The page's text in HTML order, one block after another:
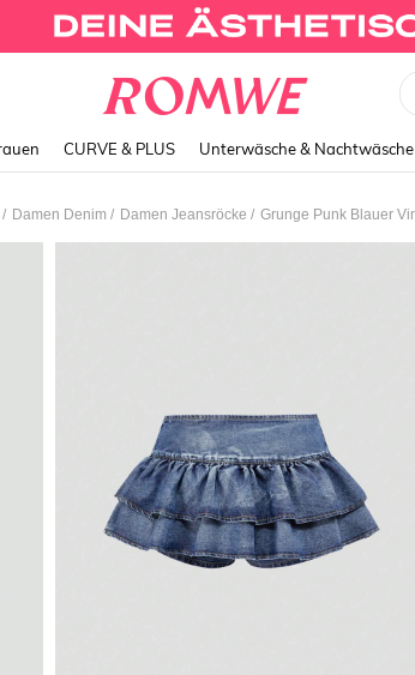
CURVE & PLUS Unterwäsche & Nachtwäsche
/ Damen Denim / Damen Jeansröcke /